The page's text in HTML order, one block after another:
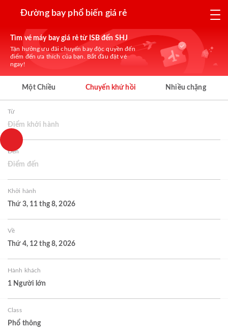
Đường bay phổ biến giá rẻ
Tìm vé máy bay giá rẻ từ ISB đến SHJ
Tận hưởng ưu đãi chuyến bay độc quyền đến
điểm đến ưa thích của bạn. Bắt đầu đặt vé
ngay!
Một Chiều Chuyến khứ hồi Nhiều chặng
Từ
Điểm khởi hành
Đến
Điểm đến
Khởi hành
Thứ 3, 11 thg 8, 2026
Về
Thứ 4, 12 thg 8, 2026
Hành khách
1 Người lớn
Class
Phổ thông